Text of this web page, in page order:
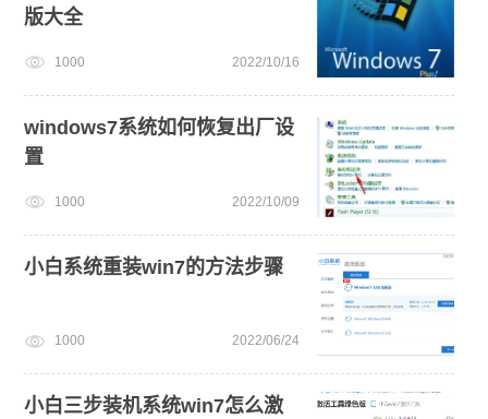
新手如何重装电脑系统win7 win11正式版
windows11升级 笔记本蓝屏怎么重装系统 免费升级win10
版大全
1000 2022/10/16
windows7系统如何恢复出厂设
置
1000 2022/10/09
小白系统重装win7的方法步骤
1000 2022/06/24
小白三步装机系统win7怎么激